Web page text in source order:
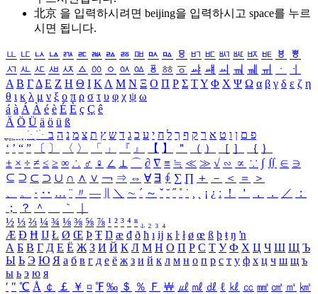
北京 을 입력하시려면 beijing을 입력하시고 space를 누르
시면 됩니다.
ㅥ ㅦ ㅧ ㅨ ㅩ ㅪ ㅫ ㅬ ㅭ ㅮ ㅯ ㅰ ㅱ ㅲ ㅳ ㅴ ㅵ ㅶ ㅷ ㅸ
ㅹ
ㅺ ㅻ ㅼ ㅽ ㅾ ㅿ ㆀ ㆁ ㆂ ㆃ ㆄ ㆅ ㆆ ㆇ ㆈ ㆉ ㆊ ㆋ ㆌ ㆍ
ㆎ
Α Β ΓΔ Ε Ζ Η Θ Ι ΚΛ Μ Ν Ξ Ο Π Ρ Σ ΤΥ Φ Χ Ψ Ω α β γ δ ε ζ η
θ ι κ λ μ ν ξ ο π ρ σ τ υ φ χ ψ ω
á à Á À é è É È ç Ç ê
Ä Ö Ü ä ö ü ß
ִֶֹ ֻּ ׁׂ פ ם ן ו ט א ר ק ף ך ל ח י ע כ ג ד ש ץ ת צ מ נ ה ב
‘ ’ “ ” 〔 〕 〈 〉 「 」 『 』 【 】 ＂ （ ） ［ ］ ｛ ｝
± × ÷ ≠ ≤ ≥ ∞ ∴ ♂ ♀ ∠ ⊥ ⌒ ∂ ∇ ≡ ≒ ≪ ≫ √ ∽ ∝ ∵ ∫ ∬ ∈ ∋
⊆ ⊇ ⊂ ⊃ ∪ ∩ ∧ ∨ ￢ ⇒ ⇔ ∀ ∃ ∮ ∑ ∏ ＋ － ＜ ＝
＞
、
。 · ‥ … ¨ 〃 ― ＼ ∼ ´ ～ ˇ ˘ ˝ ˚ ˙ ¸ ¡ ¿ ː ！ ＇ ， ． ／
：
；
？ ＾ ｀
½ ⅓ ⅔ ¼ ¾ ⅛ ⅜ ⅝ ⅞ ¹ ² ³ ⁴ ⁿ ₁ ₂ ₃ ₄
Æ Ð Ħ Ĳ Ł Ø Œ Þ Ŧ Ŋ æ đ ð ħ ı ĳ ĸ ŀ ł ø œ ß þ ŧ ŋ ŉ
А Б В Г Д Е Ё Ж З И Й К Л М Н О П Р С Т У Ф Х Ц Ч Ш Щ Ъ
Ы Ь Э Ю Я а б в г д е ё ж з и й к л м н о п р с т у ф х ц ч ш щ ъ
ы ь э ю я
′ ″ ℃ Å ￠ ￡ ￥ ¤ ℉ ‰ ＄ ％ Ｆ ￦ ㎕ ㎖ ㎗ ℓ ㎘ ㏄ ㎣ ㎤ ㎥ ㎦